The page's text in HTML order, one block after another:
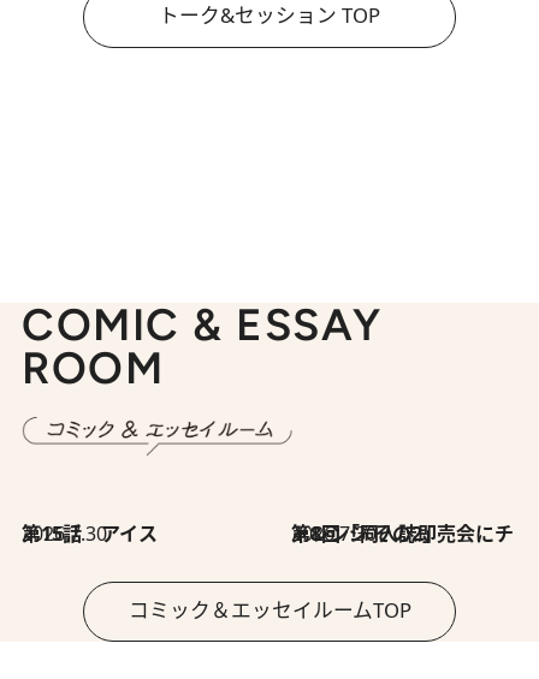
トーク&セッション TOP
COMIC & ESSAY
ROOM
2026.7.30
第15話 アイス 2026.7.30
第8回「同人誌即売会にチャレンジ その2」
コミック＆エッセイルームTOP